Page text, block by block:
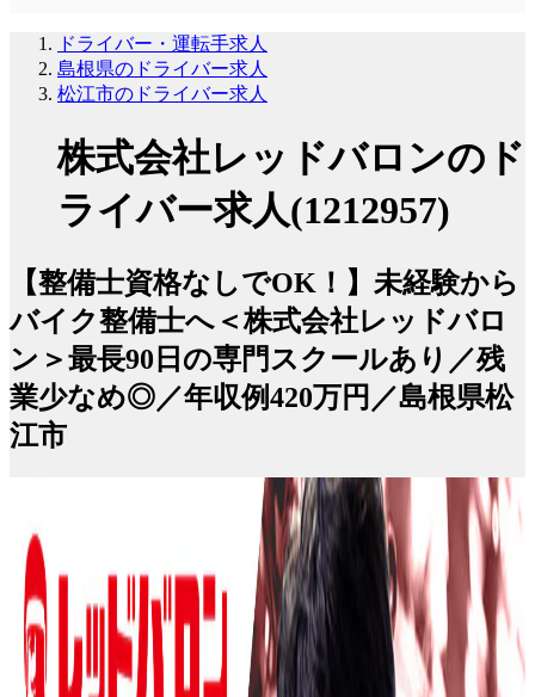
ドライバー・運転手求人
島根県のドライバー求人
松江市のドライバー求人
株式会社レッドバロンのド
ライバー求人(1212957)
【整備士資格なしでOK！】未経験から
バイク整備士へ＜株式会社レッドバロ
ン＞最長90日の専門スクールあり／残
業少なめ◎／年収例420万円／島根県松
江市